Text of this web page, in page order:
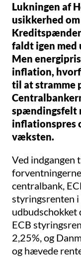
Lukningen af
usikkerhed
faldt igen med
Men
inflation,
til at stramme
spændingsfelt
inflationspres
væksten.
Ved indgangen
centralbank,
styringsrenten
udbudschokket
ECB
2,25%, og
og hævede